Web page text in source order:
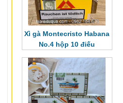
Xì gà Montecristo Habana
No.4 hộp 10 điếu